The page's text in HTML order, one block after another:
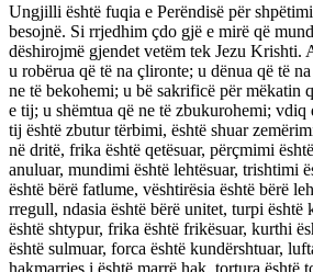
Ungjilli është fuqia e Perëndisë për
besojnë. Si rrjedhim çdo gjë e mirë që
dëshirojmë gjendet vetëm tek Jezu Krishti.
u robërua që të na çlironte; u dënua që të
ne të bekohemi; u bë sakrificë për mëkatin
e tij; u shëmtua që ne të zbukurohemi; vdiq
tij është zbutur tërbimi, është shuar
në dritë, frika është qetësuar, përçmimi
anuluar, mundimi është lehtësuar, trishtimi
është bërë fatlume, vështirësia është bërë
rregull, ndasia është bërë unitet, turpi është
është shtypur, frika është frikësuar, kurthi
është sulmuar, forca është kundërshtuar,
hakmarrjes i është marrë hak, tortura është